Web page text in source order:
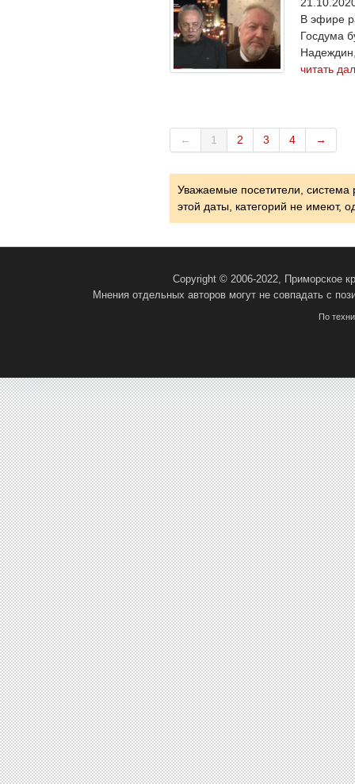
В эфире
Госдума
читать
← 1 2 3 4 →
Уважаемые посетители, система
этой даты, категорий не имеют,
Copyright © 2006-2022, Приморское
Мнения отдельных авторов могут не совпадать с
По